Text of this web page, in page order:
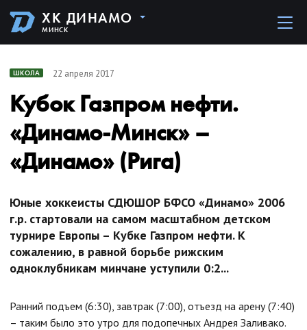
ХК ДИНАМО
МИНСК
ШКОЛА 22 апреля 2017
Кубок Газпром нефти.
«Динамо-Минск» –
«Динамо» (Рига)
Юные хоккеисты СДЮШОР БФСО «Динамо» 2006
г.р. стартовали на самом масштабном детском
турнире Европы – Кубке Газпром нефти. К
сожалению, в равной борьбе рижским
одноклубникам минчане уступили 0:2...
Ранний подъем (6:30), завтрак (7:00), отъезд на арену (7:40)
– таким было это утро для подопечных Андрея Заливако.